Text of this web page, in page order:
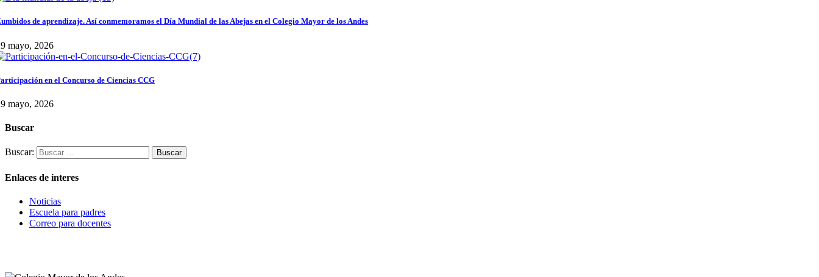
de aprendizaje. Así conmemoramos el Día Mundial de las Abejas en el Colegio Mayor de los Andes
mayo, 2026
en el Concurso de Ciencias CCG
mayo, 2026
Buscar
Buscar:
Enlaces de interes
Noticias
Escuela para padres
Correo para docentes